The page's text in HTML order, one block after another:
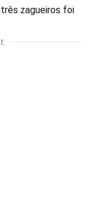
zagueiros foi